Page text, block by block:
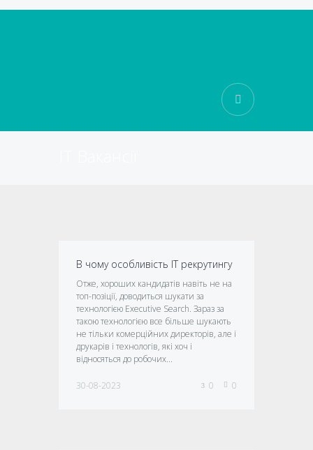
В чому особливість ІТ рекрутингу
Отже, хороших кандидатів навіть не на
топ-позіції, доводиться шукати за
технологією Executive Search. Зараз за
такою технологією все більше шукають
не тільки комерційних директорів, але і
друкарів і технологів, які хоч і
відносяться до робочих...
30-08-2023 0
0